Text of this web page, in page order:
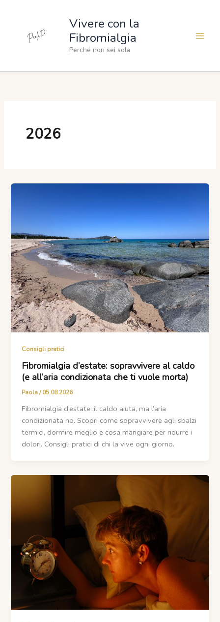
Vivere con la
Fibromialgia
Perché non sei sola
2026
Consigli pratici
Fibromialgia d’estate: sopravvivere al caldo
(e all’aria condizionata che ti vuole morta)
Paola/05.08.2026
Fibromialgia d’estate: il caldo aiuta, ma l’aria
condizionata no. Scopri come sopravvivere agli sbalzi
termici, dormire meglio e cosa mangiare per ridurre i
dolori. Consigli pratici di chi la vive ogni giorno.